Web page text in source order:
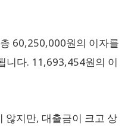
60,250,000원의 이자를
니다. 11,693,454원의 이
않지만, 대출금이 크고 상